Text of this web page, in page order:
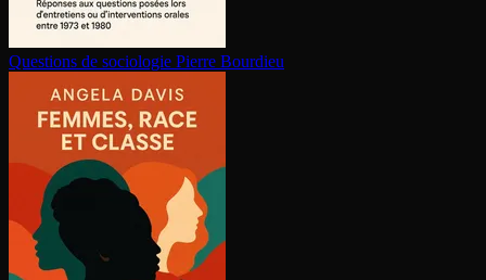
Questions de sociologie Pierre Bourdieu